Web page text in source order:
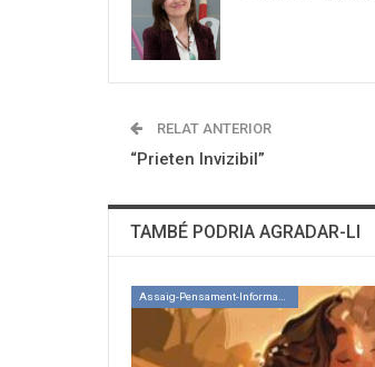
RELAT ANTERIOR
“Prieten Invizibil”
TAMBÉ PODRIA AGRADAR-LI